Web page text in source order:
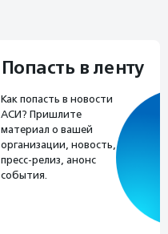
Попасть в ленту
Как попасть в новости
АСИ? Пришлите
материал о вашей
организации, новость,
пресс-релиз, анонс
события.